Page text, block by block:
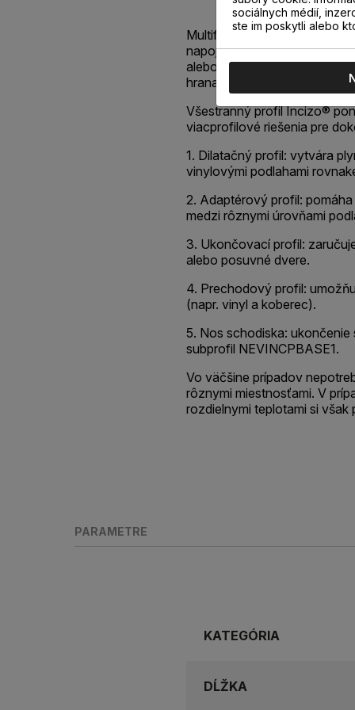
Multifunkčný profil Incizo® v
napojenie dvoch
alebo rôznej výšky,
hrana.
Všestranný profil Incizo®
viacprofilové riešenia pre
1. Dilatačný profil: vytvára
vinylovými podlahami
2. Adaptérový profil:
medzi rôznymi úrovňami
3. Ukončovací profil:
alebo posuvné dvere.
4. Prechodový profil:
(napr. vinyl a koberec).
5. Nos schodiska:
subprofil NEVINCPBASE1.
Vo väčšine prípadov
rôznymi miestnosťami. V
rozdielnymi teplotami si
PARAMETRE
KATEGÓRIA
DĹŽKA
sociálnych médií,
ste im poskytli alebo